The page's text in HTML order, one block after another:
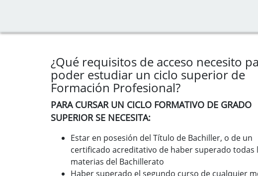
¿Qué requisitos de acceso necesito
poder estudiar un ciclo superior de
Formación Profesional?
PARA CURSAR UN CICLO FORMATIVO DE GRADO
SUPERIOR SE NECESITA:
Estar en posesión del Título de Bachiller, o de un
certificado acreditativo de haber superado todas
materias del Bachillerato
Haber superado el segundo curso de cualquier